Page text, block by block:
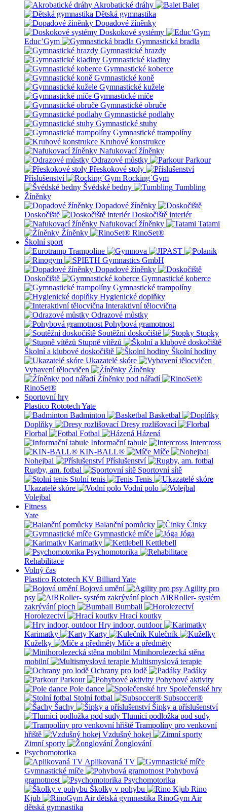
Akrobatické dráhy
Balet
Dětská gymnastika
Dopadové žíněnky
Doskokové systémy
Educ’Gym
Gymnastická bradla
Gymnastické hrazdy
Gymnastické kladiny
Gymnastické koberce
Gymnastické koně
Gymnastické kužele
Gymnastické míče
Gymnastické obruče
Gymnastické podlahy
Gymnastické stuhy
Gymnastické trampolíny
Kruhové konstrukce
Nafukovací žíněnky
Odrazové můstky
Parkour
Přeskokové stoly
Příslušenství
Rocking´Gym
Švédské bedny
Tumbling
Žíněnky
Dopadové žíněnky
Doskočiště
Doskočiště interiér
Nafukovací žíněnky
Tatami
Žíněnky
RinoSet®
Školní sport
Dopadové žíněnky
Doskočiště
Gymnastické koberce
Gymnastické trampolíny
Hygienické doplňky
Interaktivní tělocvična
Odrazové můstky
Pohybová gramotnost
Soutěžní doskočiště
Stopky
Stupně vítězů
Školní a klubové doskočiště
Školní hodiny
Ukazatelé skóre
Vybavení tělocvičen
Žíněnky
Žíněnky pod nářadí
RinoSet®
Sportovní hry
Plastico Rototech Yate
Badminton
Basketbal
Doplňky
Dresy rozlišovací
Florbal
Fotbal
Házená
Informační tabule
Intercross
KIN-BALL®
Míče
Nohejbal
Příslušenství
Rugby, am. fotbal
Sportovní sítě
Stolní tenis
Tenis
Ukazatelé skóre
Vodní polo
Volejbal
Fitness
Yate
Balanční pomůcky
Činky
Gymnastické míče
Jóga
Karimatky
Kettlebell
Psychomotorika
Rehabilitace
Volný čas
Plastico Rototech KV Billiard Yate
Bojová umění
Agility pro
psy
AiRRoller- systém
zakrývání ploch
Bumball
Horolezectví
Hrací koutky
Hry indoor, outdoor
Karimatky
Karty
Kulečník
Kuželky
Míče a předměty
Minihorolezecká stěna
mobilní
Multismyslová terapie
Ochrany pro lodě
Padáky
Parkour
Pohybové aktivity
Pole dance
Společenské hry
Stolní fotbal
Subsoccer®
Šachy
Šipky a příslušenství
Tlumící podložka pod sudy
Trampolíny pro venkovní
hřiště
Vzdušný hokej
Zimní sporty
Žonglování
Psychomotorika
Aplikovaná TV
Gymnastické míče
Pohybová
gramotnost
Psychomotorika
Školky v pohybu
Rino
Kjub
RinoGym Air
dětská gymnastika